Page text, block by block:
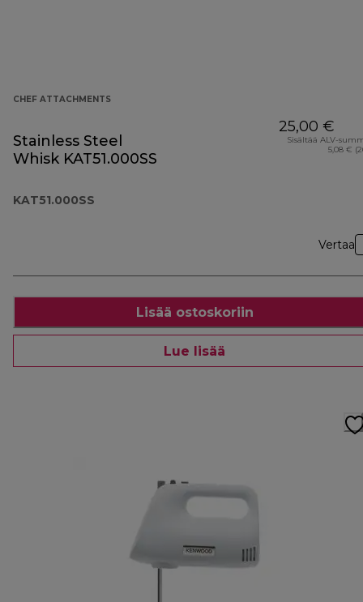
CHEF ATTACHMENTS
Stainless Steel
Whisk KAT51.000SS
KAT51.000SS
25,00 €
Sisältää ALV-
5,08 €
Vertaa
Lisää ostoskoriin
Lue lisää